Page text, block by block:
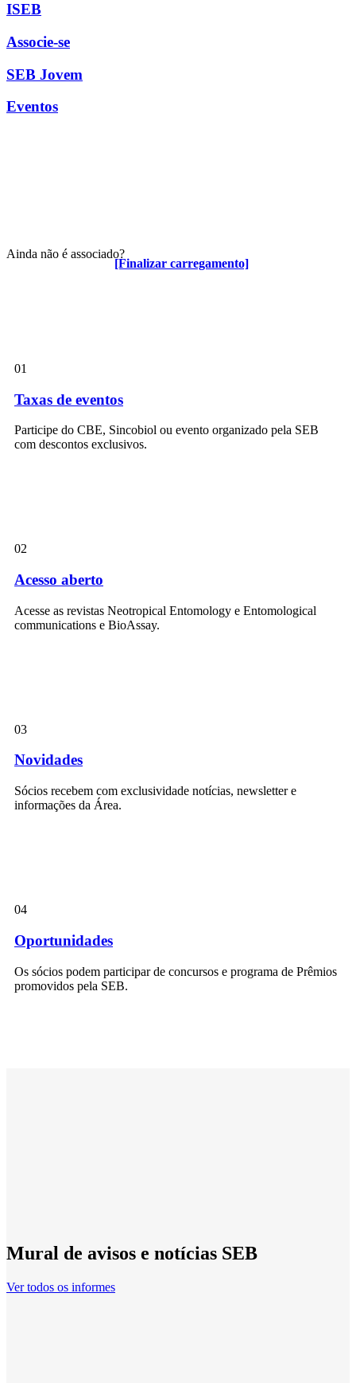
[Finalizar carregamento]
ISEB
Associe-se
SEB Jovem
Eventos
Ainda não é associado?
01
Taxas de eventos
Participe do CBE, Sincobiol ou evento organizado pela SEB
com descontos exclusivos.
02
Acesso aberto
Acesse as revistas Neotropical Entomology e Entomological
communications e BioAssay.
03
Novidades
Sócios recebem com exclusividade notícias, newsletter e
informações da Área.
04
Oportunidades
Os sócios podem participar de concursos e programa de Prêmios
promovidos pela SEB.
Mural de avisos e notícias SEB
Ver todos os informes